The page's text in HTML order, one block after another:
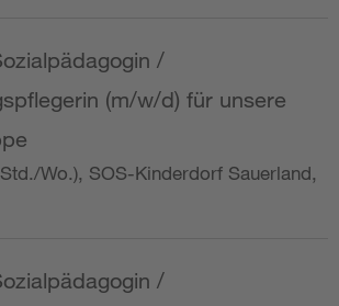
/
(m/w/d) für unsere
Wo.), SOS-Kinderdorf Sauerland,
/